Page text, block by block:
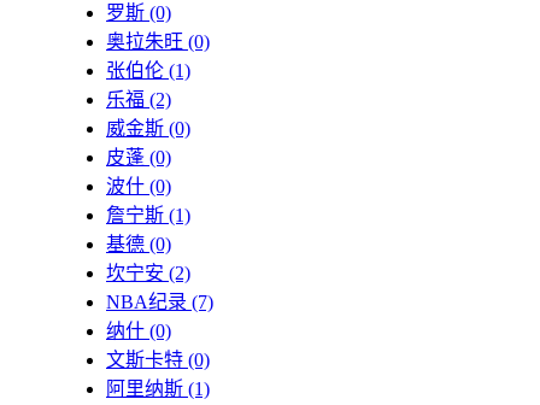
罗斯 (0)
奥拉朱旺 (0)
张伯伦 (1)
乐福 (2)
威金斯 (0)
皮蓬 (0)
波什 (0)
詹宁斯 (1)
基德 (0)
坎宁安 (2)
NBA纪录 (7)
纳什 (0)
文斯卡特 (0)
阿里纳斯 (1)